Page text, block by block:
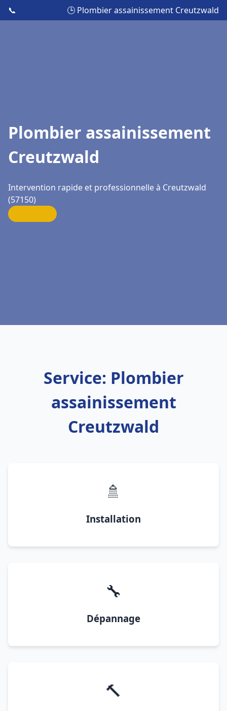
📞 🕒 Plombier assainissement Creutzwald
Plombier assainissement
Creutzwald
Intervention rapide et professionnelle à Creutzwald
(57150)
Service: Plombier
assainissement
Creutzwald
🚿
Installation
🔧
Dépannage
🔨